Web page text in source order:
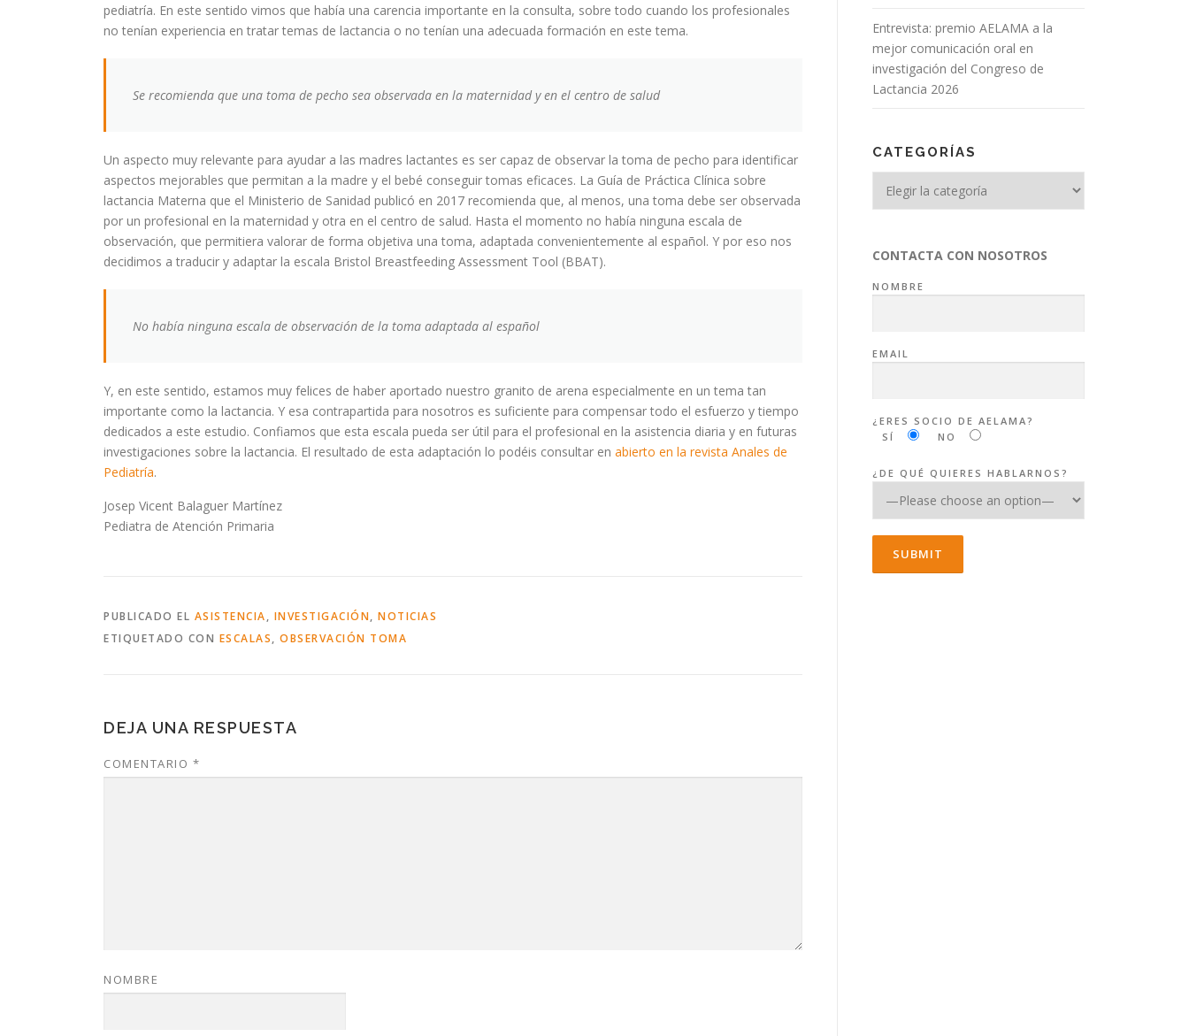
pediatría. En este sentido vimos que había una carencia importante en la consulta, sobre todo cuando los profesionales
no tenían experiencia en tratar temas de lactancia o no tenían una adecuada formación en este tema.
Se recomienda que una toma de pecho sea observada en la maternidad y en el centro de salud
Un aspecto muy relevante para ayudar a las madres lactantes es ser capaz de observar la toma de pecho para identificar
aspectos mejorables que permitan a la madre y el bebé conseguir tomas eficaces. La Guía de Práctica Clínica sobre
lactancia Materna que el Ministerio de Sanidad publicó en 2017 recomienda que, al menos, una toma debe ser observada
por un profesional en la maternidad y otra en el centro de salud. Hasta el momento no había ninguna escala de
observación, que permitiera valorar de forma objetiva una toma, adaptada convenientemente al español. Y por eso nos
decidimos a traducir y adaptar la escala Bristol Breastfeeding Assessment Tool (BBAT).
No había ninguna escala de observación de la toma adaptada al español
Y, en este sentido, estamos muy felices de haber aportado nuestro granito de arena especialmente en un tema tan
importante como la lactancia. Y esa contrapartida para nosotros es suficiente para compensar todo el esfuerzo y tiempo
dedicados a este estudio. Confiamos que esta escala pueda ser útil para el profesional en la asistencia diaria y en futuras
investigaciones sobre la lactancia. El resultado de esta adaptación lo podéis consultar en abierto en la revista Anales de
Pediatría.
Josep Vicent Balaguer Martínez
Pediatra de Atención Primaria
PUBLICADO EL ASISTENCIA, INVESTIGACIÓN, NOTICIAS
ETIQUETADO CON ESCALAS, OBSERVACIÓN TOMA
DEJA UNA RESPUESTA
COMENTARIO *
NOMBRE
Entrevista: premio AELAMA a la
mejor comunicación oral en
investigación del Congreso de
Lactancia 2026
CATEGORÍAS
CONTACTA CON NOSOTROS
NOMBRE
EMAIL
¿ERES SOCIO DE AELAMA?
SÍ
NO
¿DE QUÉ QUIERES HABLARNOS?